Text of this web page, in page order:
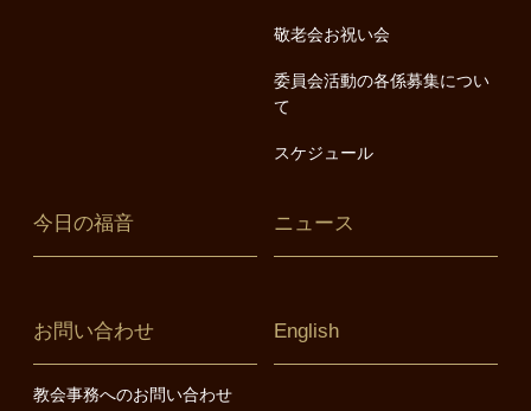
敬老会お祝い会
委員会活動の各係募集につい
て
スケジュール
今日の福音 ニュース
お問い合わせ
教会事務へのお問い合わせ
English